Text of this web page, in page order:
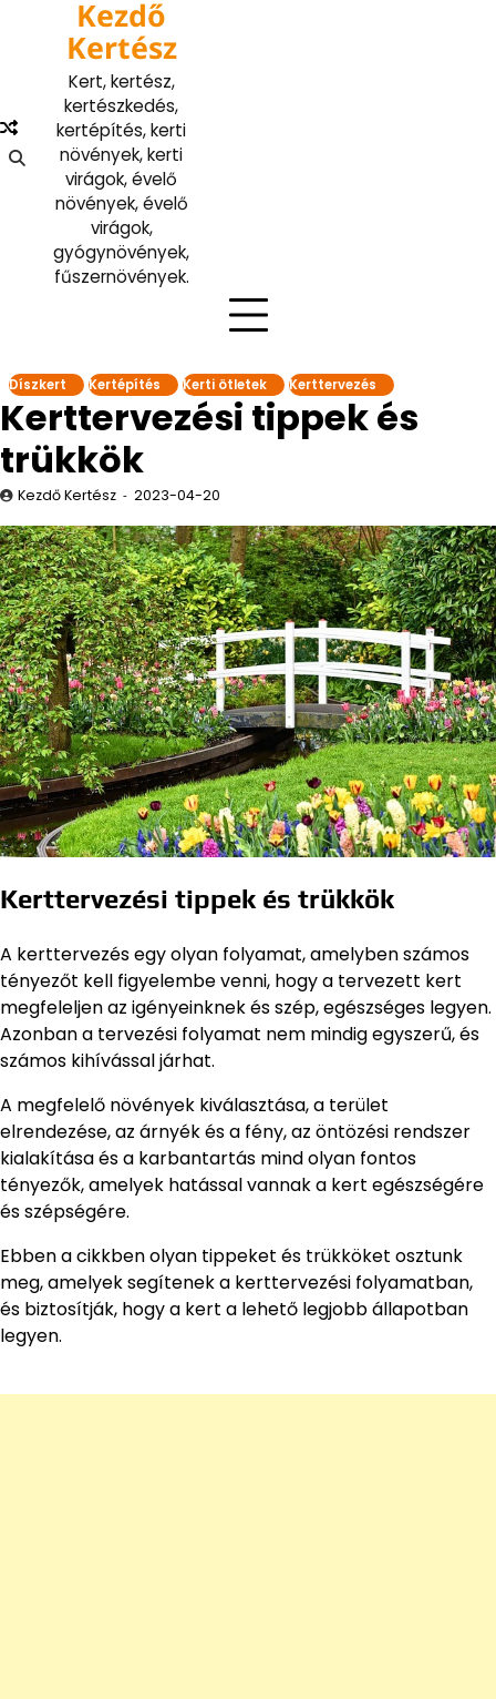
content
Kezdő
Kertész
Kert, kertész,
kertészkedés,
kertépítés, kerti
növények, kerti
virágok, évelő
növények, évelő
virágok,
gyógynövények,
fűszernövények.
Díszkert Kertépítés Kerti ötletek Kerttervezés
Kerttervezési tippek és
trükkök
Kezdő Kertész 2023-04-20
Kerttervezési tippek és trükkök
A kerttervezés egy olyan folyamat, amelyben számos
tényezőt kell figyelembe venni, hogy a tervezett kert
megfeleljen az igényeinknek és szép, egészséges legyen.
Azonban a tervezési folyamat nem mindig egyszerű, és
számos kihívással járhat.
A megfelelő növények kiválasztása, a terület
elrendezése, az árnyék és a fény, az öntözési rendszer
kialakítása és a karbantartás mind olyan fontos
tényezők, amelyek hatással vannak a kert egészségére
és szépségére.
Ebben a cikkben olyan tippeket és trükköket osztunk
meg, amelyek segítenek a kerttervezési folyamatban,
és biztosítják, hogy a kert a lehető legjobb állapotban
legyen.